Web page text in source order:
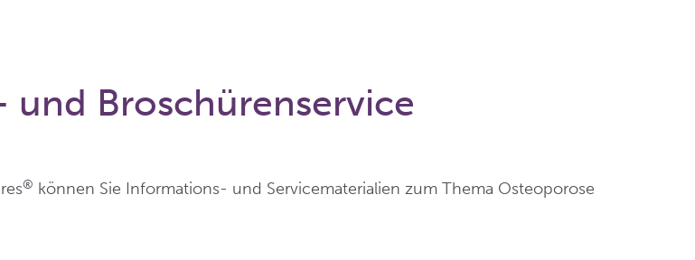
Broschürenservice
® können Sie Informations- und Servicematerialien zum Thema Osteoporose